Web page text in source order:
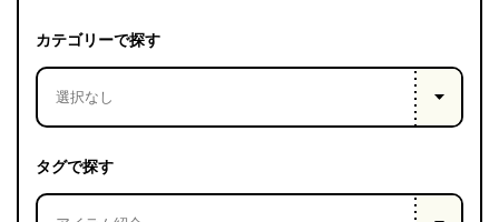
UP
カテゴリーで探す
タグで探す